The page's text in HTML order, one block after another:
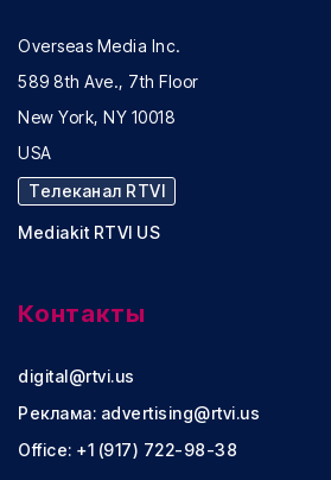
Overseas Media Inc.
589 8th Ave., 7th Floor
New York, NY 10018
USA
Телеканал RTVI
Mediakit RTVI US
Контакты
digital@rtvi.us
Реклама: advertising@rtvi.us
Office: +1 (917) 722-98-38